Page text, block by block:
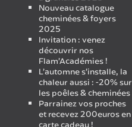
Nouveau catalogue
cheminées & foyers
2025
Invitation : venez
découvrir nos
Flam’Académies !
L’automne s’installe, la
chaleur aussi : -20% sur
les poêles & cheminées
Parrainez vos proches
et recevez 200euros en